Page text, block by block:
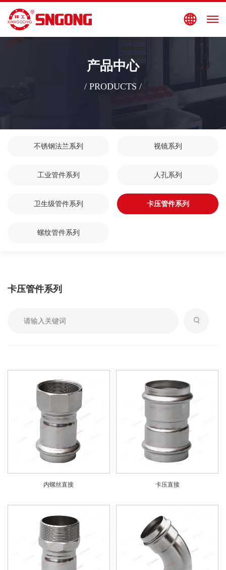
EN
产品中心
/ PRODUCTS /
不锈钢法兰系列 视镜系列
工业管件系列 人孔系列
卫生级管件系列 卡压管件系列
螺纹管件系列
卡压管件系列
内螺丝直接 卡压直接